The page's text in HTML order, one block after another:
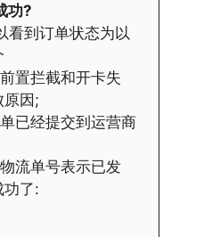
功?
看到订单状态为以
置拦截和开卡失
原因;
已经提交到运营商
流单号表示已发
功了: